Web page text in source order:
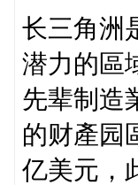
长三角洲
潜力的區
先辈制造
的财產园
亿美元，